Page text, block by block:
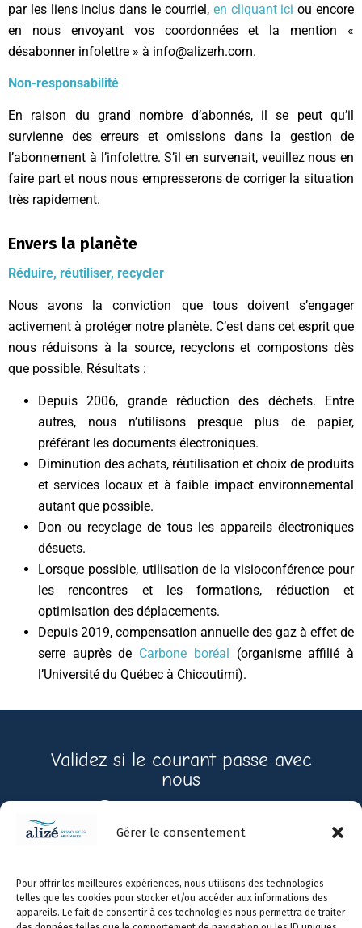
Gérer le consentement
Pour offrir les meilleures expériences, nous utilisons des technologies
telles que les cookies pour stocker et/ou accéder aux informations des
appareils. Le fait de consentir à ces technologies nous permettra de traiter
par les liens inclus dans le courriel, en cliquant ici ou encore
en nous envoyant vos coordonnées et la mention «
désabonner infolettre » à info@alizerh.com.
Non-responsabilité
En raison du grand nombre d’abonnés, il se peut qu’il
survienne des erreurs et omissions dans la gestion de
l’abonnement à l’infolettre. S’il en survenait, veuillez nous en
faire part et nous nous empresserons de corriger la situation
très rapidement.
Envers la planète
Réduire, réutiliser, recycler
Nous avons la conviction que tous doivent s’engager
activement à protéger notre planète. C’est dans cet esprit que
nous réduisons à la source, recyclons et compostons dès
que possible. Résultats :
Depuis 2006, grande réduction des déchets. Entre
autres, nous n’utilisons presque plus de papier,
préférant les documents électroniques.
Diminution des achats, réutilisation et choix de produits
et services locaux et à faible impact environnemental
autant que possible.
Don ou recyclage de tous les appareils électroniques
désuets.
Lorsque possible, utilisation de la visioconférence pour
les rencontres et les formations, réduction et
optimisation des déplacements.
Depuis 2019, compensation annuelle des gaz à effet de
serre auprès de Carbone boréal (organisme affilié à
l’Université du Québec à Chicoutimi).
Validez si le courant passe avec
nous
Contactez-nous
Prendre
rendez-
vous
450-
966-
0731
info@alizerh.com